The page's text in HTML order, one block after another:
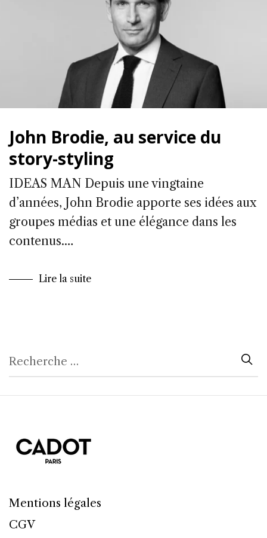
John Brodie, au service du
story-styling
IDEAS MAN Depuis une vingtaine
d’années, John Brodie apporte ses idées aux
groupes médias et une élégance dans les
contenus.…
Lire la suite
Mentions légales
CGV